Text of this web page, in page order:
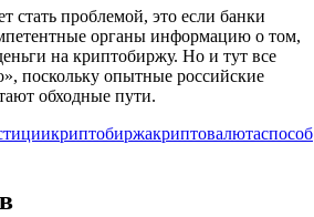
стать проблемой, это если банки
органы информацию о том,
на криптобиржу. Но и тут все
поскольку опытные российские
обходные пути.
криптобиржакриптовалютаспособ